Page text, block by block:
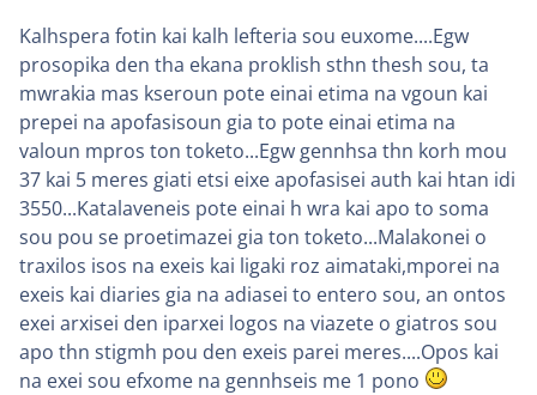
Kalhspera fotin kai kalh lefteria sou euxome....Egw
prosopika den tha ekana proklish sthn thesh sou, ta
mwrakia mas kseroun pote einai etima na vgoun kai
prepei na apofasisoun gia to pote einai etima na
valoun mpros ton toketo...Egw gennhsa thn korh mou
37 kai 5 meres giati etsi eixe apofasisei auth kai htan idi
3550...Katalaveneis pote einai h wra kai apo to soma
sou pou se proetimazei gia ton toketo...Malakonei o
traxilos isos na exeis kai ligaki roz aimataki,mporei na
exeis kai diaries gia na adiasei to entero sou, an ontos
exei arxisei den iparxei logos na viazete o giatros sou
apo thn stigmh pou den exeis parei meres....Opos kai
na exei sou efxome na gennhseis me 1 pono